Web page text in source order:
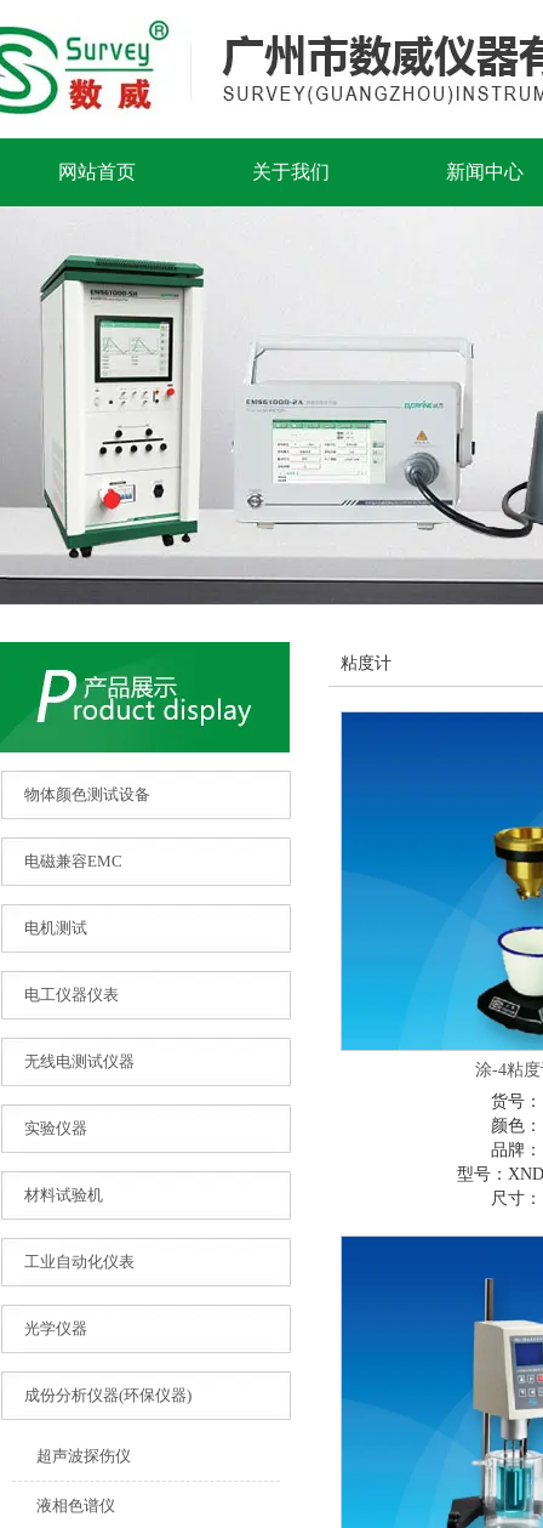
网站首页 关于我们 新闻中心
物体颜色测试设备
电磁兼容EMC
电机测试
电工仪器仪表
无线电测试仪器
实验仪器
材料试验机
工业自动化仪表
光学仪器
成份分析仪器(环保仪器)
超声波探伤仪
液相色谱仪
粘度计
涂-4粘
货号：
颜色：
品牌：
型号：
尺寸：